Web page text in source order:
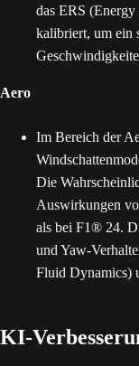
das ERS
kalibriert, um ein
Aero
Im Bereich der
Die
Auswirkungen
als bei F1® 24.
und Yaw-
Fluid Dynamics)